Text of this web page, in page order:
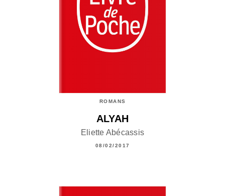
ROMANS
ALYAH
Eliette Abécassis
08/02/2017